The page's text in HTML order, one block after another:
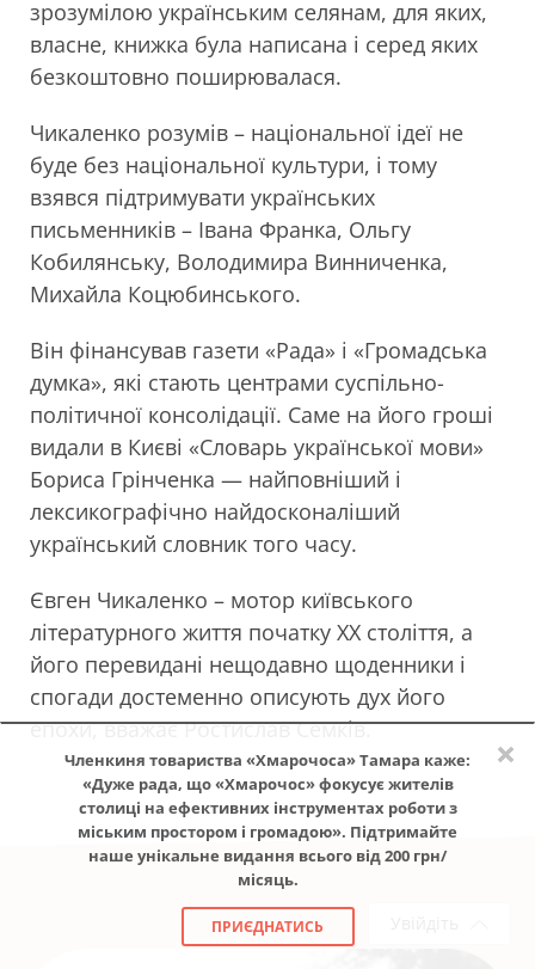
×
Членкиня товариства «Хмарочоса» Тамара каже:
«Дуже рада, що «Хмарочос» фокусує жителів
столиці на ефективних інструментах роботи з
міським простором і громадою». Підтримайте
наше унікальне видання всього від 200 грн/
місяць.
ПРИЄДНАТИСЬ
зрозумілою українським селянам, для яких,
власне, книжка була написана і серед яких
безкоштовно поширювалася.
Чикаленко розумів – національної ідеї не
буде без національної культури, і тому
взявся підтримувати українських
письменників – Івана Франка, Ольгу
Кобилянську, Володимира Винниченка,
Михайла Коцюбинського.
Він фінансував газети «Рада» і «Громадська
думка», які стають центрами суспільно-
політичної консолідації. Саме на його гроші
видали в Києві «Словарь української мови»
Бориса Грінченка — найповніший і
лексикографічно найдосконаліший
український словник того часу.
Євген Чикаленко – мотор київського
літературного життя початку XX століття, а
його перевидані нещодавно щоденники і
спогади достеменно описують дух його
епохи, вважає Ростислав Семків.